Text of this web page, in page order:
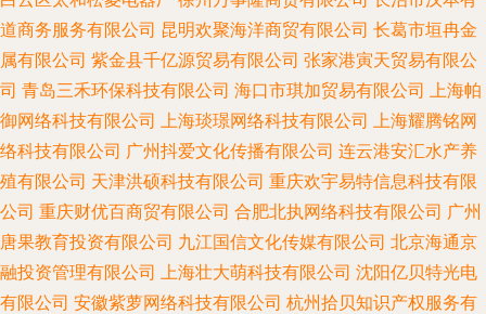
道商务服务有限公司 昆明欢聚海洋商贸有限公司 长葛市垣冉金
属有限公司 紫金县千亿源贸易有限公司 张家港寅天贸易有限公
司 青岛三禾环保科技有限公司 海口市琪加贸易有限公司 上海帕
御网络科技有限公司 上海琰璟网络科技有限公司 上海耀腾铭网
络科技有限公司 广州抖爱文化传播有限公司 连云港安汇水产养
殖有限公司 天津洪硕科技有限公司 重庆欢宇易特信息科技有限
公司 重庆财优百商贸有限公司 合肥北执网络科技有限公司 广州
唐果教育投资有限公司 九江国信文化传媒有限公司 北京海通京
融投资管理有限公司 上海壮大萌科技有限公司 沈阳亿贝特光电
有限公司 安徽紫萝网络科技有限公司 杭州拾贝知识产权服务有